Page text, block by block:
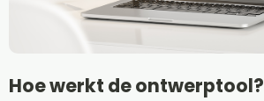
Hoe werkt de ontwerptool?